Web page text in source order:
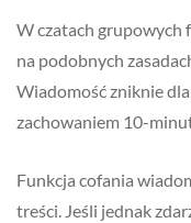
W czatach grupowych
na podobnych
Wiadomość zniknie
zachowaniem 10-
Funkcja cofania
treści. Jeśli jednak